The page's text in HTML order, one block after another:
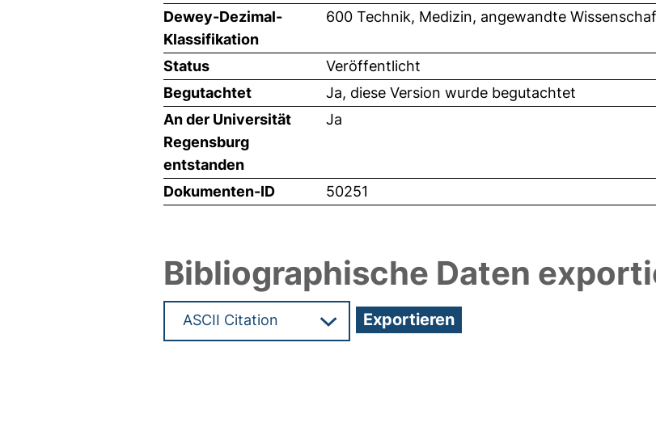
Dewey-Dezimal-
Klassifikation
600 Technik, Medizin, angewandte
Status
Veröffentlicht
Begutachtet
Ja, diese Version wurde begutachtet
An der Universität
Regensburg
entstanden
Ja
Dokumenten-ID 50251
Bibliographische Daten